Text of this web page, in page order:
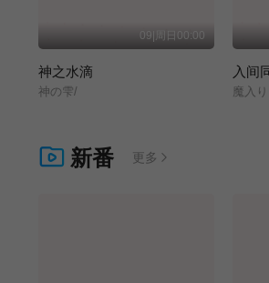
09|周日00:00
神之水滴
神の雫/
入间
新番 更多